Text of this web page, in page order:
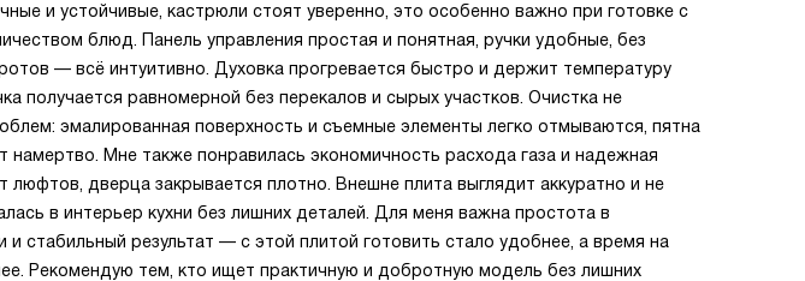
и устойчивые, кастрюли стоят уверенно, это особенно важно при готовке с
блюд. Панель управления простая и понятная, ручки удобные, без
— всё интуитивно. Духовка прогревается быстро и держит температуру
получается равномерной без перекалов и сырых участков. Очистка не
эмалированная поверхность и съемные элементы легко отмываются, пятна
намертво. Мне также понравилась экономичность расхода газа и надежная
люфтов, дверца закрывается плотно. Внешне плита выглядит аккуратно и не
в интерьер кухни без лишних деталей. Для меня важна простота в
и стабильный результат — с этой плитой готовить стало удобнее, а время на
Рекомендую тем, кто ищет практичную и добротную модель без лишних